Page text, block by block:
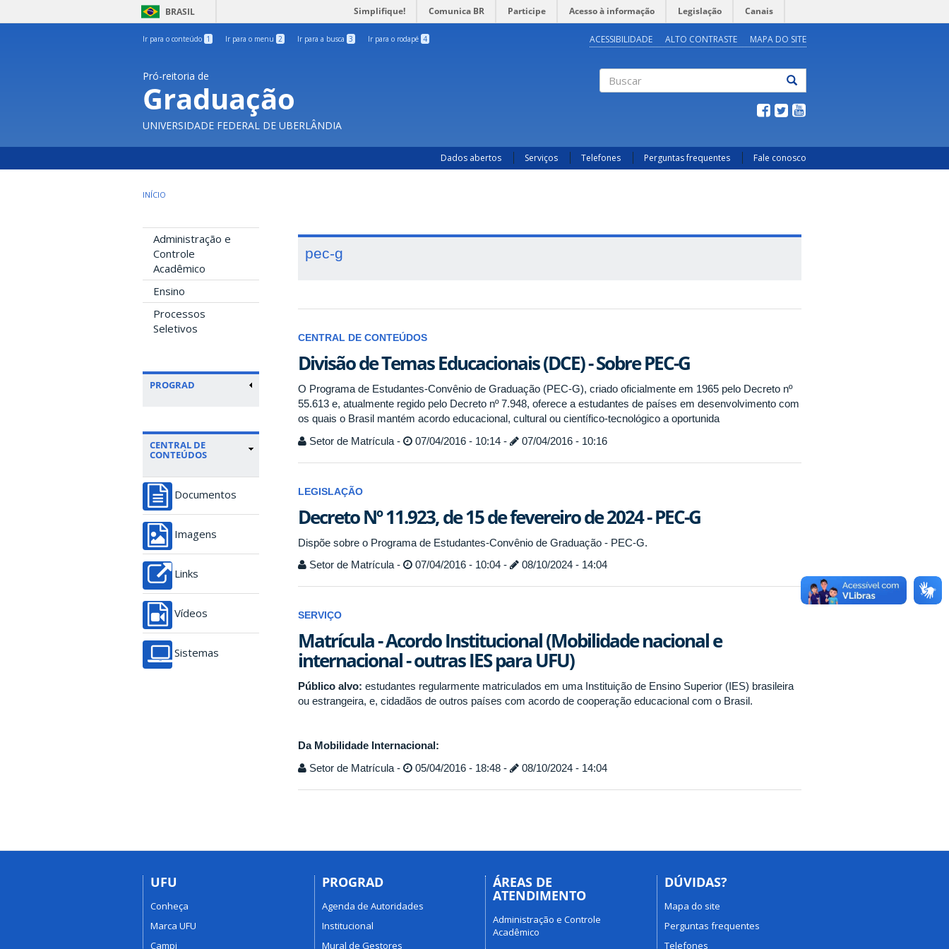
BRASIL Simplifique! Comunica BR Participe Acesso à informação Legislação Canais
Ir para o conteúdo 1 Ir para o menu 2 Ir para a busca 3 Ir para o rodapé 4 ACESSIBILIDADE ALTO CONTRASTE MAPA DO SITE
Pró-reitoria de
Graduação
UNIVERSIDADE FEDERAL DE UBERLÂNDIA
Dados abertos Serviços Telefones Perguntas frequentes Fale conosco
INÍCIO
Administração e
Controle
Acadêmico
Ensino
Processos
Seletivos
PROGRAD
CENTRAL DE
CONTEÚDOS
Documentos
Imagens
Links
Vídeos
Sistemas
pec-g
CENTRAL DE CONTEÚDOS
Divisão de Temas Educacionais (DCE) - Sobre PEC-G
O Programa de Estudantes-Convênio de Graduação (PEC-G), criado oficialmente em 1965 pelo Decreto nº
55.613 e, atualmente regido pelo Decreto nº 7.948, oferece a estudantes de países em desenvolvimento com
os quais o Brasil mantém acordo educacional, cultural ou científico-tecnológico a oportunida
Setor de Matrícula -
07/04/2016 - 10:14 - 07/04/2016 - 10:16
LEGISLAÇÃO
Decreto Nº 11.923, de 15 de fevereiro de 2024 - PEC-G
Dispõe sobre o Programa de Estudantes-Convênio de Graduação - PEC-G.
Setor de Matrícula -
07/04/2016 - 10:04 - 08/10/2024 - 14:04
SERVIÇO
Matrícula - Acordo Institucional (Mobilidade nacional e
internacional - outras IES para UFU)
Público alvo: estudantes regularmente matriculados em uma Instituição de Ensino Superior (IES) brasileira
ou estrangeira, e, cidadãos de outros países com acordo de cooperação educacional com o Brasil.
Da Mobilidade Internacional:
Setor de Matrícula -
05/04/2016 - 18:48 - 08/10/2024 - 14:04
UFU
Conheça
Marca UFU
Campi
PROGRAD
Agenda de Autoridades
Institucional
Mural de Gestores
ÁREAS DE
ATENDIMENTO
Administração e Controle
Acadêmico
DÚVIDAS?
Mapa do site
Perguntas frequentes
Telefones